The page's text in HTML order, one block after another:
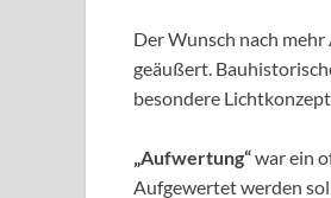
Der Wunsch nach
geäußert.
besondere
„Aufwertung“war ein
Aufgewertet werden